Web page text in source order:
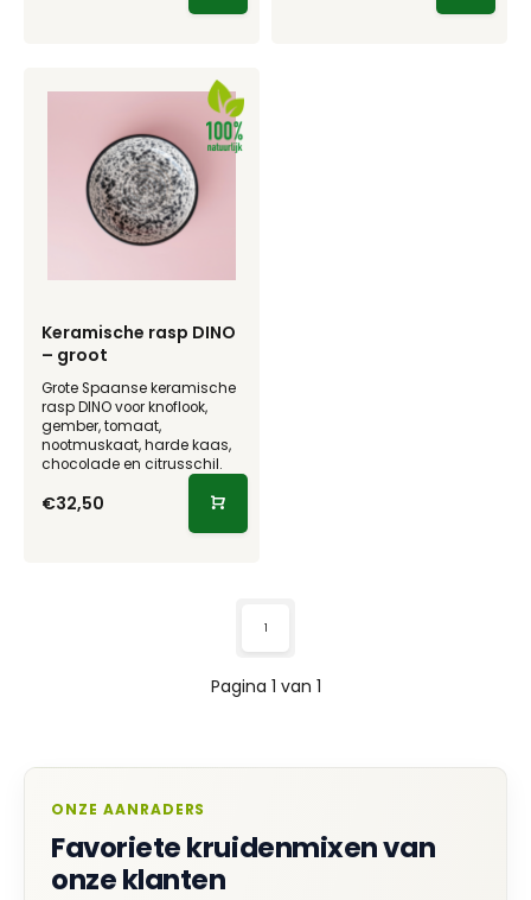
Keramische rasp DINO
– groot
Grote Spaanse keramische
rasp DINO voor knoflook,
gember, tomaat,
nootmuskaat, harde kaas,
chocolade en citrusschil.
€32,50
Pagina 1 van 1
1
ONZE AANRADERS
Favoriete kruidenmixen van
onze klanten